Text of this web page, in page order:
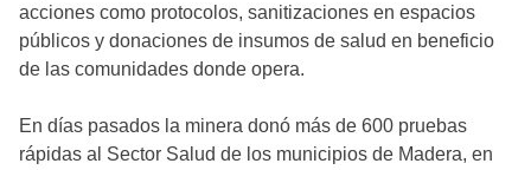
acciones como protocolos, sanitizaciones en espacios
públicos y donaciones de insumos de salud en beneficio
de las comunidades donde opera.
En días pasados la minera donó más de 600 pruebas
rápidas al Sector Salud de los municipios de Madera, en